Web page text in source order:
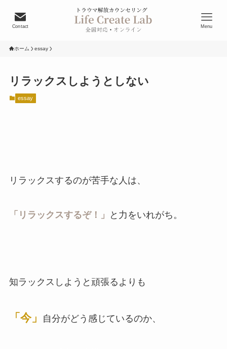
Contact Menu
ホーム essay
リラックスしようとしない
essay
リラックスするのが苦手な人は、
「リラックスするぞ！」 と力をいれがち。
知ラックスしようと頑張るよりも
「今」 自分がどう感じているのか、